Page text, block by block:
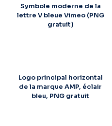
Symbole moderne de la
lettre V bleue Vimeo (PNG
gratuit)
Logo principal horizontal
de la marque AMP, éclair
bleu, PNG gratuit